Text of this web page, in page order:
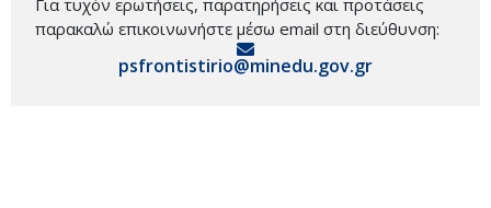
Για τυχόν ερωτήσεις, παρατηρήσεις και προτάσεις
παρακαλώ επικοινωνήστε μέσω email στη διεύθυνση:
psfrontistirio@minedu.gov.gr